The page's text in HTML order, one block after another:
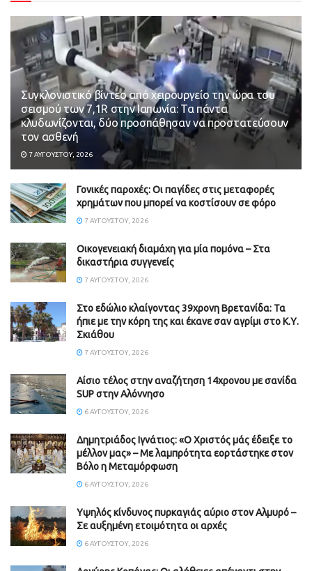
Συγκλονιστικό βίντεο από χειρουργείο την ώρα του
σεισμού των 7,1R στην Ιαπωνία: Τα πάντα
κλυδωνίζονται, δύο προσπάθησαν να προστατεύσουν
τον ασθενή
7 ΑΥΓΟΎΣΤΟΥ, 2026
Γονικές παροχές: Οι παγίδες στις μεταφορές
χρημάτων που μπορεί να κοστίσουν σε φόρο
7 ΑΥΓΟΎΣΤΟΥ, 2026
Οικογενειακή διαμάχη για μία πομόνα – Στα
δικαστήρια συγγενείς
7 ΑΥΓΟΎΣΤΟΥ, 2026
Στο εδώλιο κλαίγοντας 39χρονη Βρετανίδα: Τα
ήπιε με την κόρη της και έκανε σαν αγρίμι στο Κ.Υ.
Σκιάθου
7 ΑΥΓΟΎΣΤΟΥ, 2026
Αίσιο τέλος στην αναζήτηση 14χρονου με σανίδα
SUP στην Αλόννησο
6 ΑΥΓΟΎΣΤΟΥ, 2026
Δημητριάδος Ιγνάτιος: «Ο Χριστός μάς έδειξε το
μέλλον μας» – Με λαμπρότητα εορτάστηκε στον
Βόλο η Μεταμόρφωση
6 ΑΥΓΟΎΣΤΟΥ, 2026
Υψηλός κίνδυνος πυρκαγιάς αύριο στον Αλμυρό –
Σε αυξημένη ετοιμότητα οι αρχές
6 ΑΥΓΟΎΣΤΟΥ, 2026